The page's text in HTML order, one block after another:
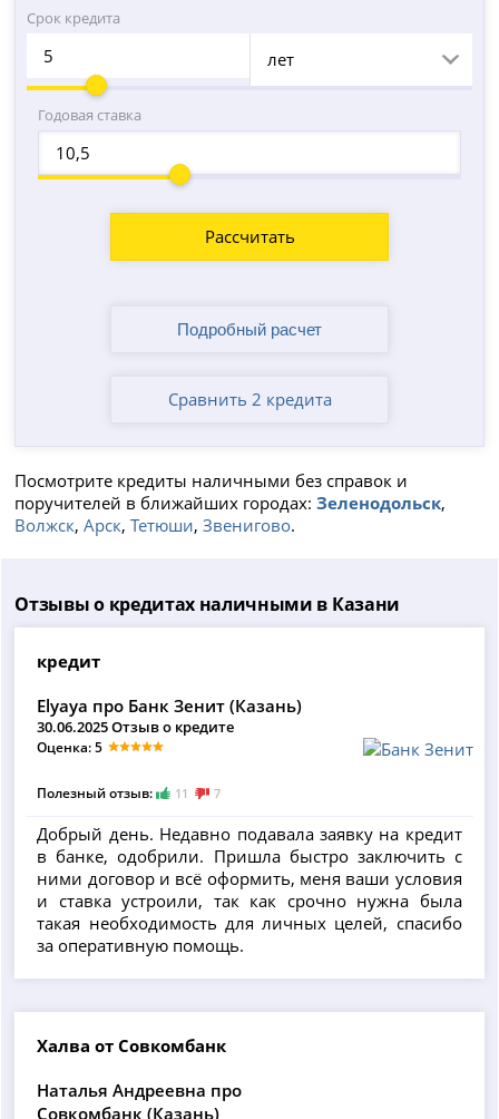
Срок кредита
лет
Годовая ставка
Рассчитать
Сравнить 2 кредита
Посмотрите кредиты наличными без справок и
поручителей в ближайших городах:Зеленодольск,
Волжск,Арск,Тетюши,Звенигово.
Отзывы о кредитах наличными в Казани
кредит
Elyaya про Банк Зенит (Казань)
30.06.2025 Отзыв о кредите
Оценка: 5
Полезный отзыв: 11 7
Добрый день. Недавно подавала заявку на кредит
в банке, одобрили. Пришла быстро заключить с
ними договор и всё оформить, меня ваши условия
и ставка устроили, так как срочно нужна была
такая необходимость для личных целей, спасибо
за оперативную помощь.
Халва от Совкомбанк
Наталья Андреевна про
Совкомбанк (Казань)